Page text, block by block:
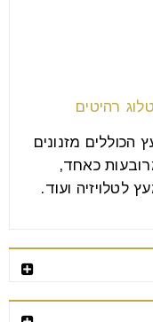
רהיטים
מזנונים
כאחד,
לטלויזיה ועוד.